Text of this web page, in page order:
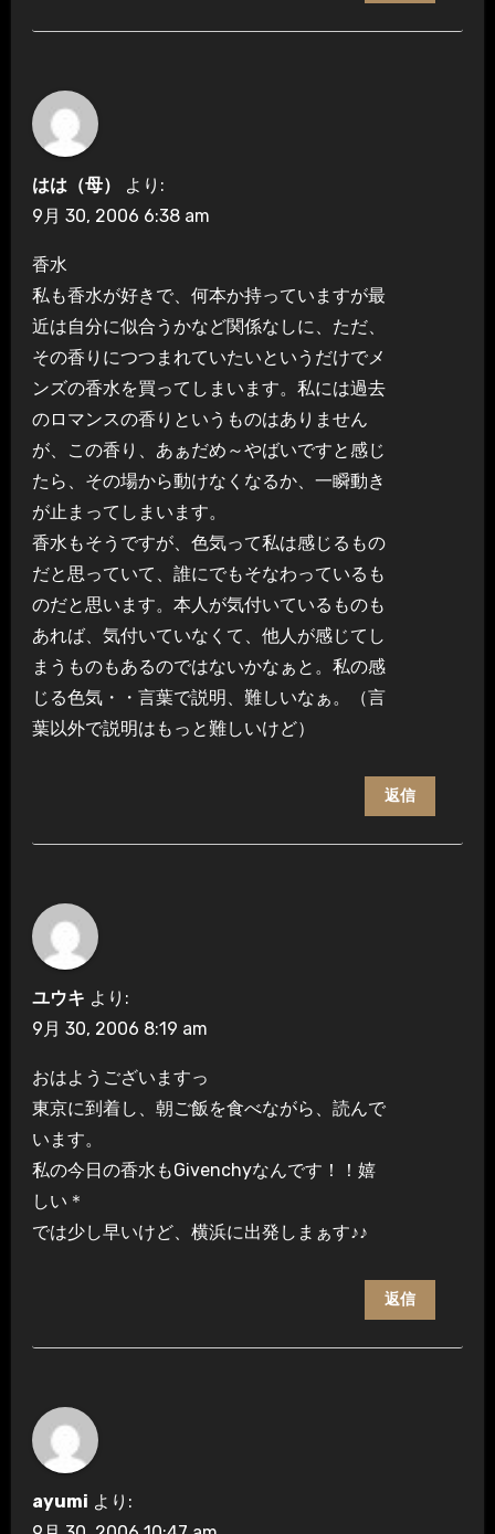
はは（母）
より:
9月 30, 2006 6:38 am
香水
私も香水が好きで、何本か持っていますが最
近は自分に似合うかなど関係なしに、ただ、
その香りにつつまれていたいというだけでメ
ンズの香水を買ってしまいます。私には過去
のロマンスの香りというものはありません
が、この香り、あぁだめ～やばいですと感じ
たら、その場から動けなくなるか、一瞬動き
が止まってしまいます。
香水もそうですが、色気って私は感じるもの
だと思っていて、誰にでもそなわっているも
のだと思います。本人が気付いているものも
あれば、気付いていなくて、他人が感じてし
まうものもあるのではないかなぁと。私の感
じる色気・・言葉で説明、難しいなぁ。（言
葉以外で説明はもっと難しいけど）
返信
ユウキ より:
9月 30, 2006 8:19 am
おはようございますっ
東京に到着し、朝ご飯を食べながら、読んで
います。
私の今日の香水もGivenchyなんです！！嬉
しい＊
では少し早いけど、横浜に出発しまぁす♪♪
返信
ayumi より: